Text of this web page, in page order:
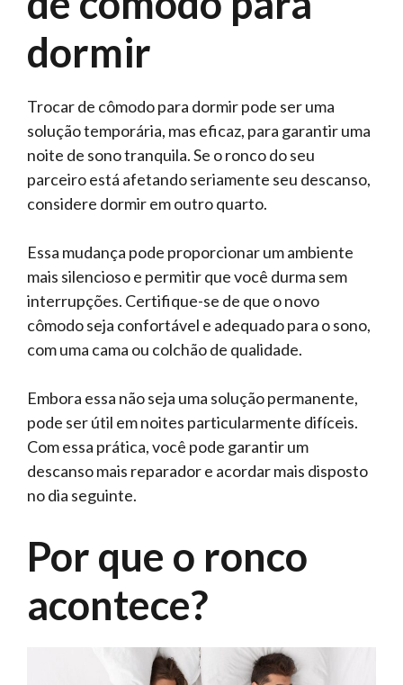
dormir
Trocar de cômodo para dormir pode ser uma
solução temporária, mas eficaz, para garantir uma
noite de sono tranquila. Se o ronco do seu
parceiro está afetando seriamente seu descanso,
considere dormir em outro quarto.
Essa mudança pode proporcionar um ambiente
mais silencioso e permitir que você durma sem
interrupções. Certifique-se de que o novo
cômodo seja confortável e adequado para o sono,
com uma cama ou colchão de qualidade.
Embora essa não seja uma solução permanente,
pode ser útil em noites particularmente difíceis.
Com essa prática, você pode garantir um
descanso mais reparador e acordar mais disposto
no dia seguinte.
Por que o ronco
acontece?